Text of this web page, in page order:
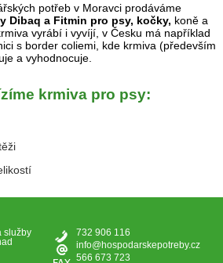
potřeb v Moravci prodáváme
Dibaq a Fitmin pro psy, kočky, koně a
vyrábí i vyvíjí, v Česku má například
s border coliemi, kde krmiva (především
a vyhodnocuje.
krmiva pro psy:
služby
732 906 116
info@hospodarskepotreby.cz
566 673 723